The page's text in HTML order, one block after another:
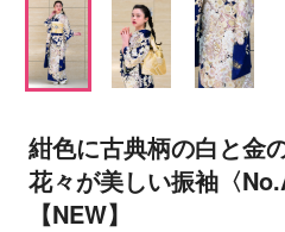
紺色に古典柄の白と金
花々が美しい振袖〈
【NEW】